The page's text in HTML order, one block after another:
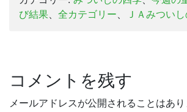
び結果
全カテゴリー ＪＡみつい
コメントを残す
メールアドレスが公開されることはあり